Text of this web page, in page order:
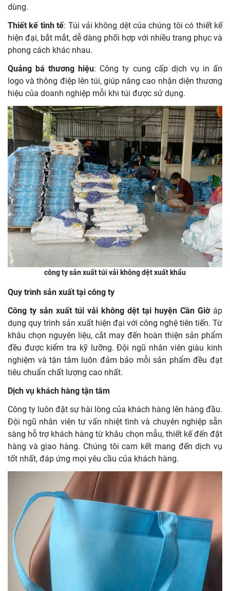
dùng.
Thiết kế tinh tế: Túi vải không dệt của chúng tôi có thiết kế
hiện đại, bắt mắt, dễ dàng phối hợp với nhiều trang phục và
phong cách khác nhau.
Quảng bá thương hiệu: Công ty cung cấp dịch vụ in ấn
logo và thông điệp lên túi, giúp nâng cao nhận diện thương
hiệu của doanh nghiệp mỗi khi túi được sử dụng.
công ty sản xuất túi vải không dệt xuất khẩu
Quy trình sản xuất tại công ty
Công ty sản xuất túi vải không dệt tại huyện Cần Giờáp
dụng quy trình sản xuất hiện đại với công nghệ tiên tiến. Từ
khâu chọn nguyên liệu, cắt may đến hoàn thiện sản phẩm
đều được kiểm tra kỹ lưỡng. Đội ngũ nhân viên giàu kinh
nghiệm và tận tâm luôn đảm bảo mỗi sản phẩm đều đạt
tiêu chuẩn chất lượng cao nhất.
Dịch vụ khách hàng tận tâm
Công ty luôn đặt sự hài lòng của khách hàng lên hàng đầu.
Đội ngũ nhân viên tư vấn nhiệt tình và chuyên nghiệp sẵn
sàng hỗ trợ khách hàng từ khâu chọn mẫu, thiết kế đến đặt
hàng và giao hàng. Chúng tôi cam kết mang đến dịch vụ
tốt nhất, đáp ứng mọi yêu cầu của khách hàng.